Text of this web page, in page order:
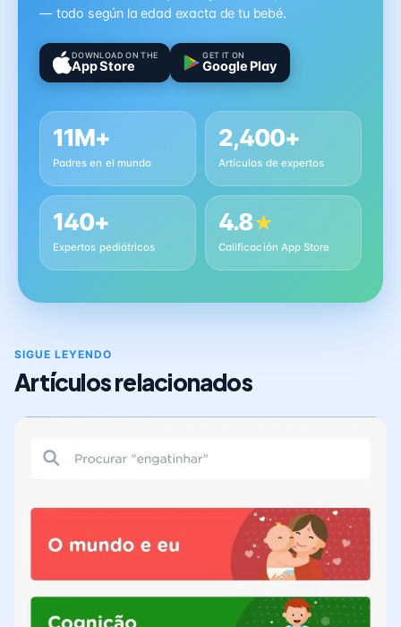
— todo según la edad exacta de tu bebé.
DOWNLOAD ON THE
App Store
GET IT ON
Google Play
11M+
Padres en el mundo
2,400+
Artículos de expertos
140+
Expertos pediátricos
4.8★
Calificación App Store
SIGUE LEYENDO
Artículos relacionados